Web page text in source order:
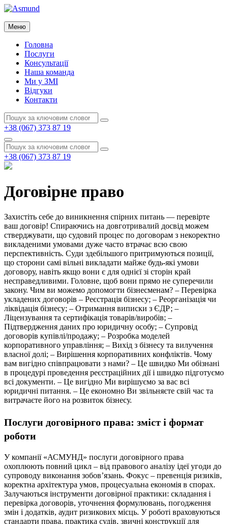
Перейти
вмісту
Asmund
Asmund
Меню
Головна
Послуги
Консультації
Наша команда
Ми у ЗМІ
Відгуки
Контакти
Пошук:
Пошук
+38 (067) 373 87 19
Пошук
Пошук:
Пошук
+38 (067) 373 87 19
Договірне право
Захистіть себе до виникнення спірних питань — перевірте
ваш договір! Спираючись на довготривалий досвід можем
стверджувати, що судовий процес по договорам з некоректно
викладеними умовами дуже часто втрачає всю свою
перспективність. Суди здебільшого притримуються позиції,
що сторони самі вільні викладати майже будь-які умови
договору, навіть якщо вони є для однієї зі сторін край
несправедливими. Головне, щоб вони прямо не суперечили
закону. Чим ви можемо допомогти бізнесменам? – Перевірка
укладених договорів – Реєстрація бізнесу; – Реорганізація чи
ліквідація бізнесу; – Отримання виписки з ЄДР; –
Ліцензування та сертифікація товарів/виробів; –
Підтвердження даних про юридичну особу; – Супровід
договорів купівлі/продажу; – Розробка моделей
корпоративного управління; – Вихід з бізнесу та вилучення
власної долі; – Вирішення корпоративних конфліктів. Чому
вам вигідно співпрацювати з нами? – Це швидко Ми обізнані
в процедурі проведення реєстраційних дії і швидко підготуємо
всі документи. – Це вигідно Ми вирішуємо за вас всі
юридичні питання. – Це економно Ви звільняєте свій час та
витрачаєте його на розвиток бізнесу.
Послуги договірного права: зміст і формат
роботи
У компанії «АСМУНД» послуги договірного права
охоплюють повний цикл – від правового аналізу ідеї угоди до
супроводу виконання зобов’язань. Фокус – превенція ризиків,
коректна архітектура умов, процесуальна економія в спорах.
Залучаються інструменти договірної практики: складання і
перевірка договорів, уточнення формулювань, погодження
змін і додатків, аудит ризикових місць. У роботі враховуються
стандарти права, практика судів, звичні конструкції для